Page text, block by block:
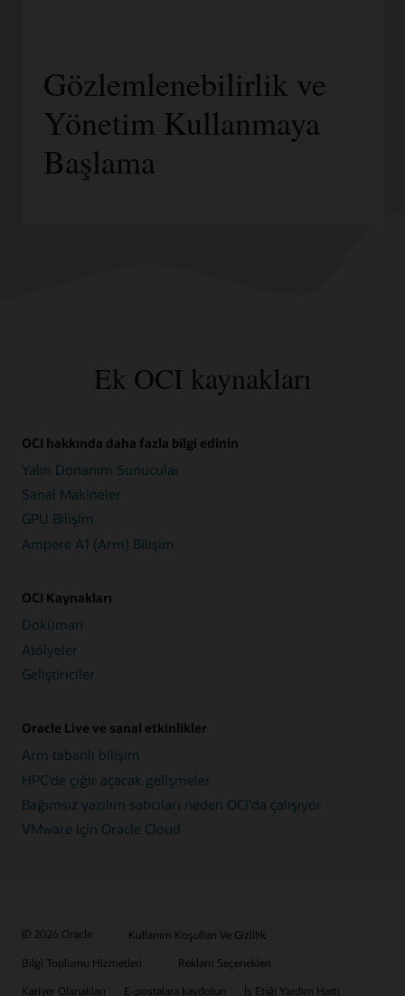
Gözlemlenebilirlik ve
Yönetim Kullanmaya
Başlama
Ek OCI kaynakları
OCI hakkında daha fazla bilgi edinin
Yalın Donanım Sunucular
Sanal Makineler
GPU Bilişim
Ampere A1 (Arm) Bilişim
OCI Kaynakları
Doküman
Atölyeler
Geliştiriciler
Oracle Live ve sanal etkinlikler
Arm tabanlı bilişim
HPC'de çığır açacak gelişmeler
Bağımsız yazılım satıcıları neden OCI'da çalışıyor
VMware için Oracle Cloud
© 2026 Oracle
Kullanım Koşulları Ve Gizlilik
Bilgi Toplumu Hizmetleri
Reklam Seçenekleri
Kariyer Olanakları
E-postalara kaydolun İş Etiği Yardım Hattı